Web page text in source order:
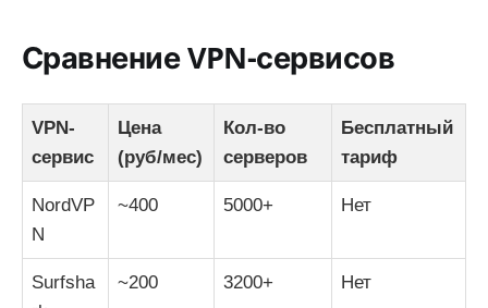
Сравнение VPN-сервисов
VPN-
сервис
Цена
(руб/мес)
Кол-во
серверов
Бесплатный
тариф
NordVP
N
~400 5000+ Нет
Surfsha
~200 3200+ Нет